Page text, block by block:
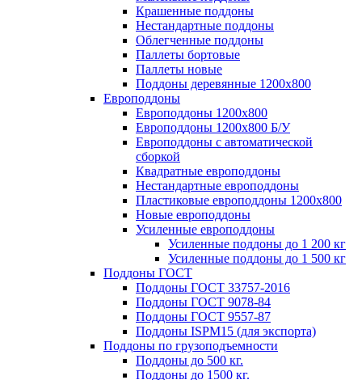
Крашенные поддоны
Нестандартные поддоны
Облегченные поддоны
Паллеты бортовые
Паллеты новые
Поддоны деревянные 1200х800
Европоддоны
Европоддоны 1200х800
Европоддоны 1200х800 Б/У
Европоддоны с автоматической
сборкой
Квадратные европоддоны
Нестандартные европоддоны
Пластиковые европоддоны 1200х800
Новые европоддоны
Усиленные европоддоны
Усиленные поддоны до 1 200 кг
Усиленные поддоны до 1 500 кг
Поддоны ГОСТ
Поддоны ГОСТ 33757-2016
Поддоны ГОСТ 9078-84
Поддоны ГОСТ 9557-87
Поддоны ISPM15 (для экспорта)
Поддоны по грузоподъемности
Поддоны до 500 кг.
Поддоны до 1500 кг.